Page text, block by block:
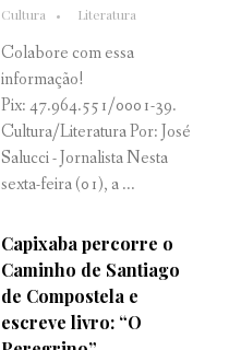
Cultura
Literatura
Colabore com essa
informação!
Pix: 47.964.551/0001-39.
Cultura/Literatura Por: José
Salucci - Jornalista Nesta
sexta-feira (01), a ...
Capixaba percorre o
Caminho de Santiago
de Compostela e
escreve livro: “O